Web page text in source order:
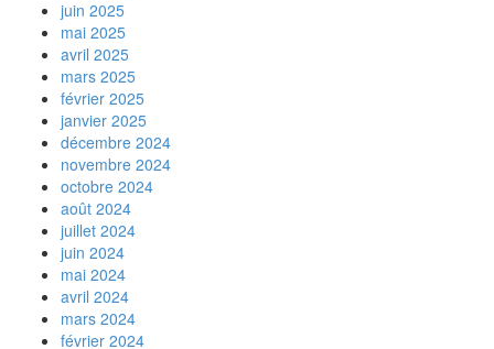
juin 2025
mai 2025
avril 2025
mars 2025
février 2025
janvier 2025
décembre 2024
novembre 2024
octobre 2024
août 2024
juillet 2024
juin 2024
mai 2024
avril 2024
mars 2024
février 2024